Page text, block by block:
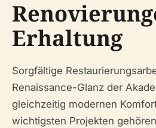
Erhaltung
Sorgfältige
Renaissance-Glanz der
gleichzeitig modernen
wichtigsten Projekten